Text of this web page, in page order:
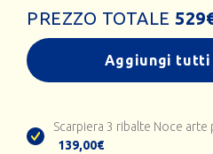
PREZZO TOTALE 529
Aggiungi tutti
Scarpiera 3 ribalte Noce arte
139,00€